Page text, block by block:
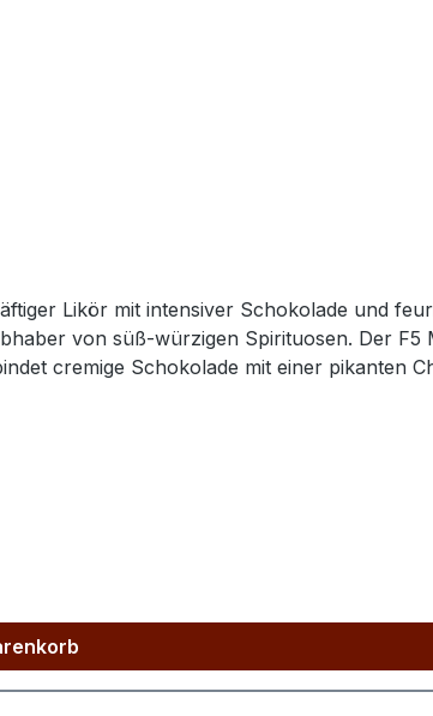
Likör mit intensiver Schokolade und
Der F5 MINOL Likör Chili & Schokolade